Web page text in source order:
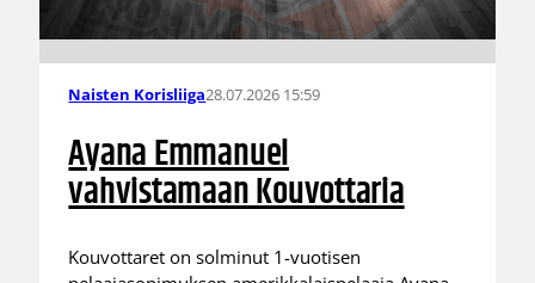
Naisten Korisliiga28.07.2026 15:59
Ayana Emmanuel
vahvistamaan Kouvottaria
Kouvottaret on solminut 1-vuotisen